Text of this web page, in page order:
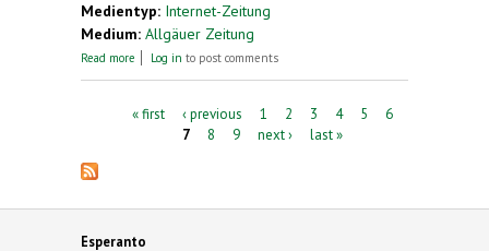
Medientyp: Internet-Zeitung
Medium: Allgäuer Zeitung
Read more about Abschied vom Riedener Puppenspieler,
Log in to post comments
Pages« first ‹ previous 1 2 3 4 5
6
7
8 9 next › last »
Esperanto